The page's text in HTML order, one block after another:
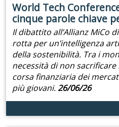
World Tech
cinque parole chiave
Il dibattito all’Allianz MiCo
rotta per un’intelligenza
della sostenibilità. Tra i
necessità di non
corsa finanziaria dei
più giovani.26/06/26